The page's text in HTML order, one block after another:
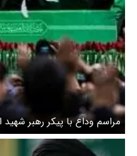
مراسم وداع با پیکر رهبر
با خانواده‌های معظم شهدا +